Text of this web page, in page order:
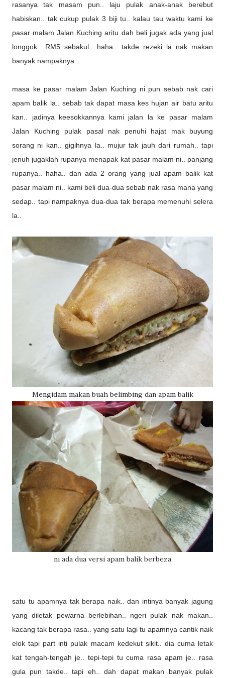
rasanya tak masam pun.. laju pulak anak-anak berebut
habiskan.. tak cukup pulak 3 biji tu.. kalau tau waktu kami ke
pasar malam Jalan Kuching aritu dah beli jugak ada yang jual
longgok.. RM5 sebakul.. haha.. takde rezeki la nak makan
banyak nampaknya..
masa ke pasar malam Jalan Kuching ni pun sebab nak cari
apam balik la.. sebab tak dapat masa kes hujan air batu aritu
kan.. jadinya keesokkannya kami jalan la ke pasar malam
Jalan Kuching pulak pasal nak penuhi hajat mak buyung
sorang ni kan.. gigihnya la.. mujur tak jauh dari rumah.. tapi
jenuh jugaklah rupanya menapak kat pasar malam ni.. panjang
rupanya.. haha.. dan ada 2 orang yang jual apam balik kat
pasar malam ni.. kami beli dua-dua sebab nak rasa mana yang
sedap.. tapi nampaknya dua-dua tak berapa memenuhi selera
la..
Mengidam makan buah belimbing dan apam balik
ni ada dua versi apam balik berbeza
satu tu apamnya tak berapa naik.. dan intinya banyak jagung
yang diletak pewarna berlebihan.. ngeri pulak nak makan..
kacang tak berapa rasa.. yang satu lagi tu apamnya cantik naik
elok tapi part inti pulak macam kedekut sikit.. dia cuma letak
kat tengah-tengah je.. tepi-tepi tu cuma rasa apam je.. rasa
gula pun takde.. tapi eh.. dah dapat makan banyak pulak